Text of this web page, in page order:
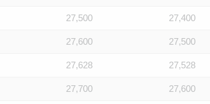
27,500 27,400
27,600 27,500
27,628 27,528
27,700 27,600